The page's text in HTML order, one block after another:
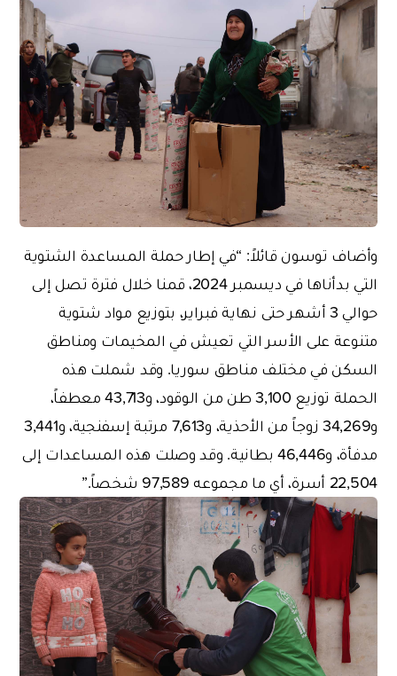
وأضاف توسون قائلاً: “في إطار حملة المساعدة الشتوية
التي بدأناها في ديسمبر 2024، قمنا خلال فترة تصل إلى
حوالي 3 أشهر حتى نهاية فبراير، بتوزيع مواد شتوية
متنوعة على الأسر التي تعيش في المخيمات ومناطق
السكن في مختلف مناطق سوريا. وقد شملت هذه
الحملة توزيع 3,100 طن من الوقود، و43,713 معطفاً،
و34,269 زوجاً من الأحذية، و7,613 مرتبة إسفنجية، و3,441
مدفأة، و46,446 بطانية. وقد وصلت هذه المساعدات إلى
22,504 أسرة، أي ما مجموعه 97,589 شخصاً.”